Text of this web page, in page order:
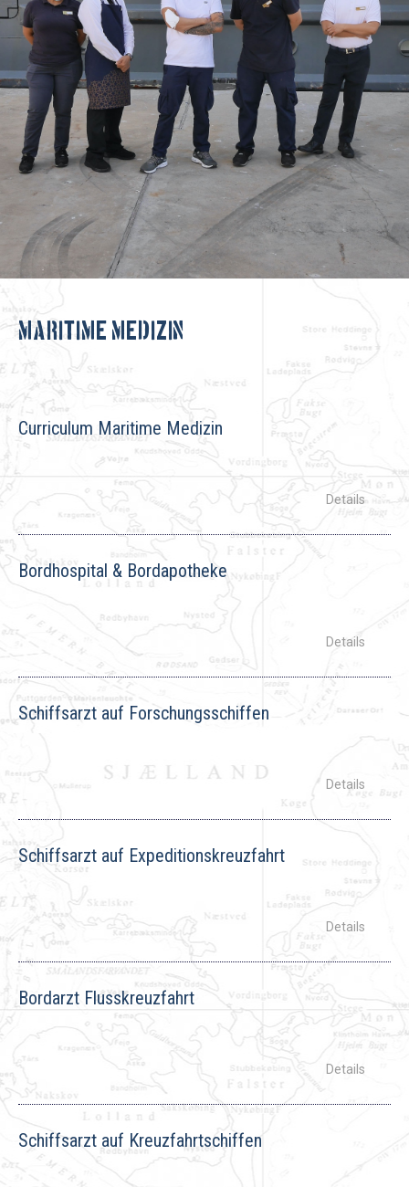
Maritime Medizin
Curriculum Maritime Medizin
Bordhospital & Bordapotheke
Schiffsarzt auf Forschungsschiffen
Schiffsarzt auf Expeditionskreuzfahrt
Bordarzt Flusskreuzfahrt
Schiffsarzt auf Kreuzfahrtschiffen